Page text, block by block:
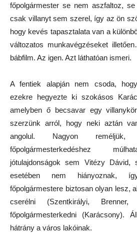
főpolgármester se nem aszfaltoz,
csak villanyt sem szerel, így az ön
hogy kevés tapasztalata van a
változatos munkavégzéseket
bábfilm. Az igen. Azt láthatóan ismeri.
A fentiek alapján nem csoda,
ezekre hegyezte ki szokásos
amelyben ő becsavar egy
szerzünk arról, hogy neki aztán
angolul. Nagyon
főpolgármesterkedéshez
jótulajdonságok sem Vitézy Dávid,
esetében nem hiányoznak,
főpolgármestere biztosan olyan lesz,
cserélni (Szentkirályi,
főpolgármesterkedni (Karácsony).
hátrány a város lakóinak.